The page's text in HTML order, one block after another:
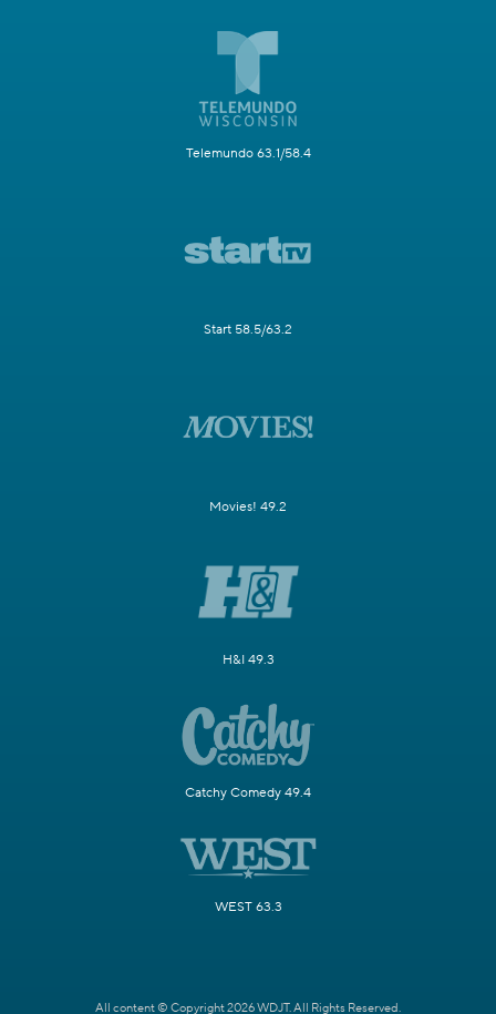
Telemundo 63.1/58.4
Start 58.5/63.2
Movies! 49.2
H&I 49.3
Catchy Comedy 49.4
WEST 63.3
All content © Copyright 2026 WDJT. All Rights Reserved.